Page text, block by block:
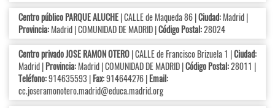
Centro público PARQUE ALUCHE| CALLE de Maqueda 86 |Ciudad:Madrid |
Provincia:Madrid | COMUNIDAD DE MADRID |Código Postal:28024
Centro privado JOSE RAMON OTERO| CALLE de Francisco Brizuela 1 |Ciudad:
Madrid |Provincia:Madrid | COMUNIDAD DE MADRID |Código Postal:28011 |
Teléfono:914635593 |Fax:914644276 |Email:
cc.joseramonotero.madrid@educa.madrid.org